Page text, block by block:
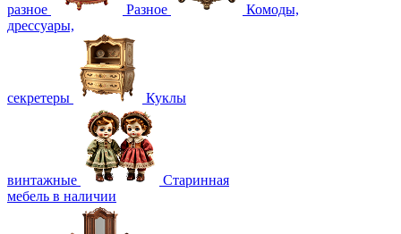
разное Разное
Комоды,
дрессуары,
секретеры Куклы
винтажные
Старинная
мебель в наличии